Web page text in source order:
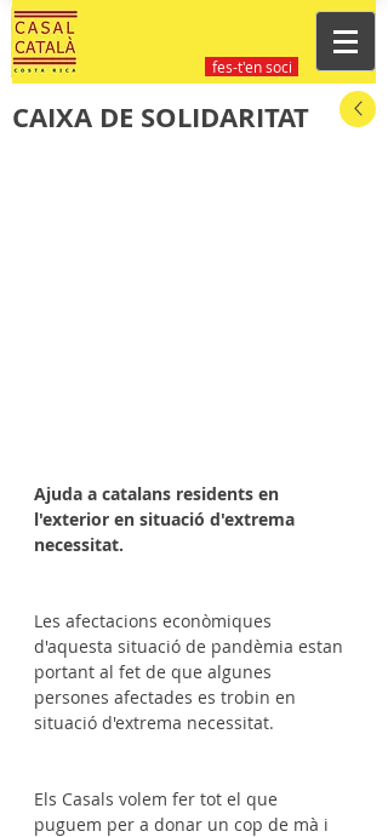
fes-t'en soci
CAIXA DE SOLIDARITAT
Ajuda a catalans residents en
l'exterior en situació d'extrema
necessitat.
Les afectacions econòmiques
d'aquesta situació de pandèmia estan
portant al fet de que algunes
persones afectades es trobin en
situació d'extrema necessitat.
Els Casals volem fer tot el que
puguem per a donar un cop de mà i